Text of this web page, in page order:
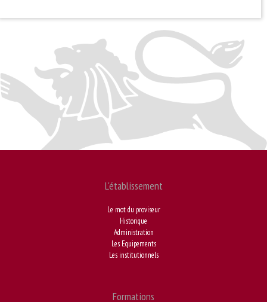
L'établissement
Le mot du proviseur
Historique
Administration
Les Equipements
Les institutionnels
Formations